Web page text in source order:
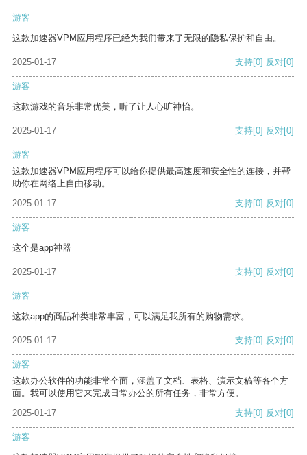
游客
这款加速器VPM应用程序已经为我们带来了无限的隐私保护和自由。
2025-01-17 支持[0] 反对[0]
游客
这款游戏的音乐非常优美，听了让人心旷神怡。
2025-01-17 支持[0] 反对[0]
游客
这款加速器VPM应用程序可以给你提供最高速度和安全性的连接，并帮
助你在网络上自由移动。
2025-01-17
支持[0] 反对[0]
游客
这个是app神器
2025-01-17 支持[0] 反对[0]
游客
这款app的商品种类非常丰富，可以满足我所有的购物需求。
2025-01-17 支持[0] 反对[0]
游客
这款办公软件的功能非常全面，涵盖了文档、表格、演示文稿等各个方
面。我可以使用它来完成日常办公的所有任务，非常方便。
2025-01-17
支持[0] 反对[0]
游客